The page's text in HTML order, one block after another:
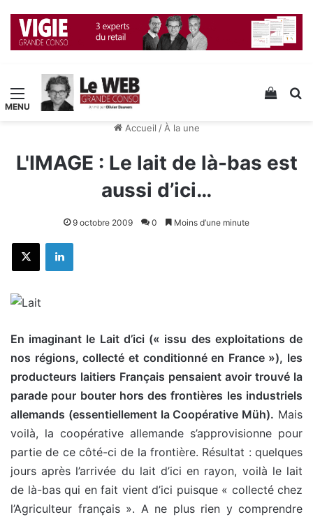
Menu Voir
Accueil / À la une
L'IMAGE : Le lait de là-bas est
aussi d’ici…
9 octobre 2009 0 Moins d’une minute
X Linkedin
En imaginant le Lait d’ici (« issu des exploitations de
nos régions, collecté et conditionné en France »), les
producteurs laitiers Français pensaient avoir trouvé la
parade pour bouter hors des frontières les industriels
allemands (essentiellement la Coopérative Müh). Mais
voilà, la coopérative allemande s’approvisionne pour
partie de ce côté-ci de la frontière. Résultat : quelques
jours après l’arrivée du lait d’ici en rayon, voilà le lait
de là-bas qui en fait vient d’ici puisque « collecté chez
l’Agriculteur français ». A ne plus rien y comprendre